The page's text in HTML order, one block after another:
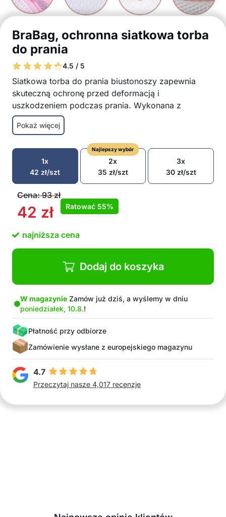
BraBag, ochronna siatkowa torba
do prania
4.5 / 5
Siatkowa torba do prania biustonoszy zapewnia
skuteczną ochronę przed deformacją i
uszkodzeniem podczas prania. Wykonana z
trwałego poliestru, pozwala wodzie swobodnie
przepływać, zapewniając idealnie czyste pranie.
Specjalny design zapobiega deformacji i
uszkodzeniu biustonoszy
Wykonana z siatki przepuszczającej wodę, co
pozwala na swobodny przepływ wody dla
dokładnego czyszczenia
Z zamkiem u góry, wkładanie i wyjmowanie
prania jest łatwe
Wykonana z wysokiej jakości poliestru dla
długiej żywotności
Odpowiednia do biustonoszy, bielizny i
delikatnych ubrań
W opakowaniu: 1x ochronna siatkowa torba do
prania
Pokaż więcej
1x
42 zł/szt
Najlepszy wybór
2x
35 zł/szt
3x
30 zł/szt
Cena:93zł
42 zł Ratować 55%
najniższa cena
Dodaj do koszyka
W magazynie Zamów już dziś, a wyślemy w dniu
poniedziałek, 10.8.!
Płatność przy odbiorze
Zamówienie wysłane z europejskiego magazynu
4.7
Przeczytaj nasze 4,017 recenzje